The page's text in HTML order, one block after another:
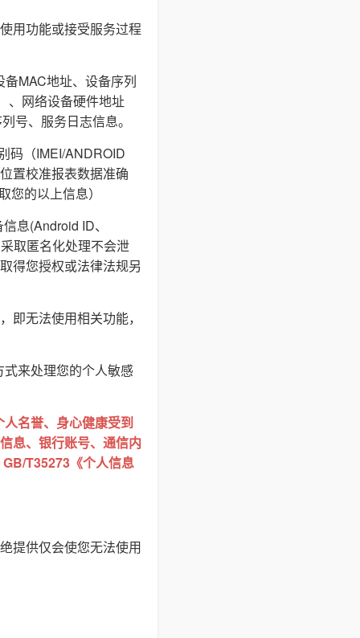
用功能或接受服务过程
MAC地址、设备序列
、网络设备硬件地址
号、服务日志信息。
码（IMEI/ANDROID
置校准报表数据准确
的以上信息）
息(Android ID、
取匿名化处理不会泄
得您授权或法律法规另
即无法使用相关功能，
来处理您的个人敏感
名誉、身心健康受到
息、银行账号、通信内
T35273《个人信息
提供仅会使您无法使用